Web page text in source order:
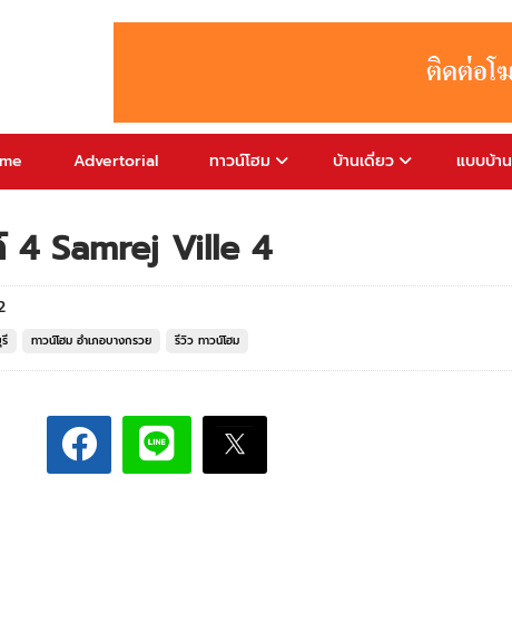
Advertorial ทาวน์โฮม บ้านเดี่ยว แบบบ้าน
4 Samrej Ville 4
ทาวน์โฮม อำเภอบางกรวย รีวิว ทาวน์โฮม